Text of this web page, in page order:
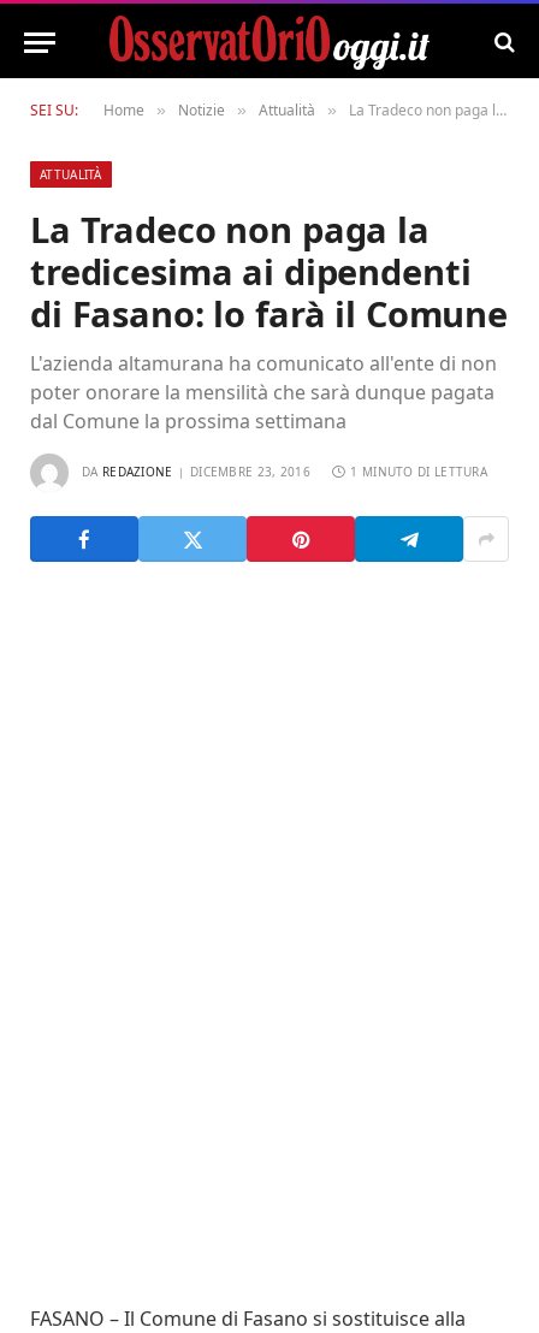
SEI SU: Home » Notizie » Attualità » La Tradeco non paga la tredicesima ai dipendenti di Fasano: lo farà il Comune
ATTUALITÀ
La Tradeco non paga la
tredicesima ai dipendenti
di Fasano: lo farà il Comune
L'azienda altamurana ha comunicato all'ente di non
poter onorare la mensilità che sarà dunque pagata
dal Comune la prossima settimana
DA REDAZIONE DICEMBRE 23, 2016 1 MINUTO DI LETTURA
FASANO – Il Comune di Fasano si sostituisce alla